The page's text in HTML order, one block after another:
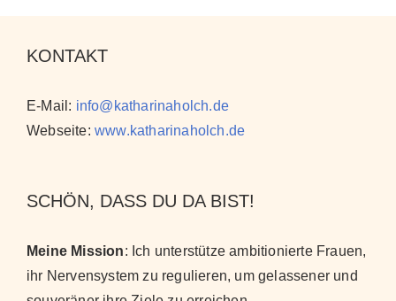
KONTAKT
E-Mail: info@katharinaholch.de
Webseite: www.katharinaholch.de
SCHÖN, DASS DU DA BIST!
Meine Mission: Ich unterstütze ambitionierte Frauen,
ihr Nervensystem zu regulieren, um gelassener und